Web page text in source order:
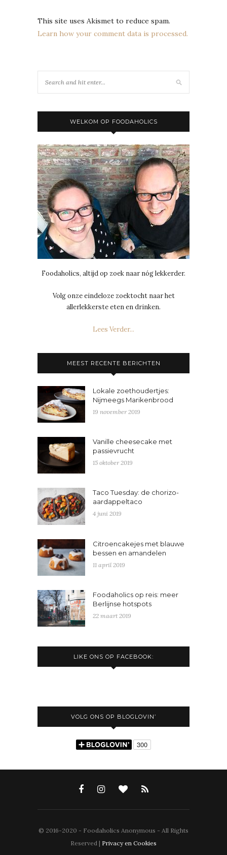
This site uses Akismet to reduce spam.
Learn how your comment data is processed.
WELKOM OP FOODAHOLICS
Foodaholics, altijd op zoek naar nóg lekkerder.
Volg onze eindeloze zoektocht naar het
allerlekkerste eten en drinken.
Lees Verder...
MEEST RECENTE BERICHTEN
Lokale zoethoudertjes:
Nijmeegs Marikenbrood
19 november 2019
Vanille cheesecake met
passievrucht
15 oktober 2019
Taco Tuesday: de chorizo-
aardappeltaco
4 juni 2019
Citroencakejes met blauwe
bessen en amandelen
11 april 2019
Foodaholics op reis: meer
Berlijnse hotspots
22 maart 2019
LIKE ONS OP FACEBOOK:
VOLG ONS OP BLOGLOVIN’
© 2016-2020 - Foodaholics Anonymous - All Rights
Reserved | Privacy en Cookies